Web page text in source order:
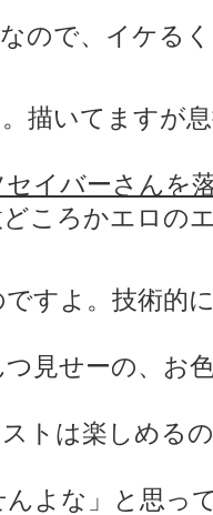
ので、イケる
描いてますが
イバーさんを
ころかエロの
すよ。技術的
見せーの、お
トは楽しめる
んよな」と思っ